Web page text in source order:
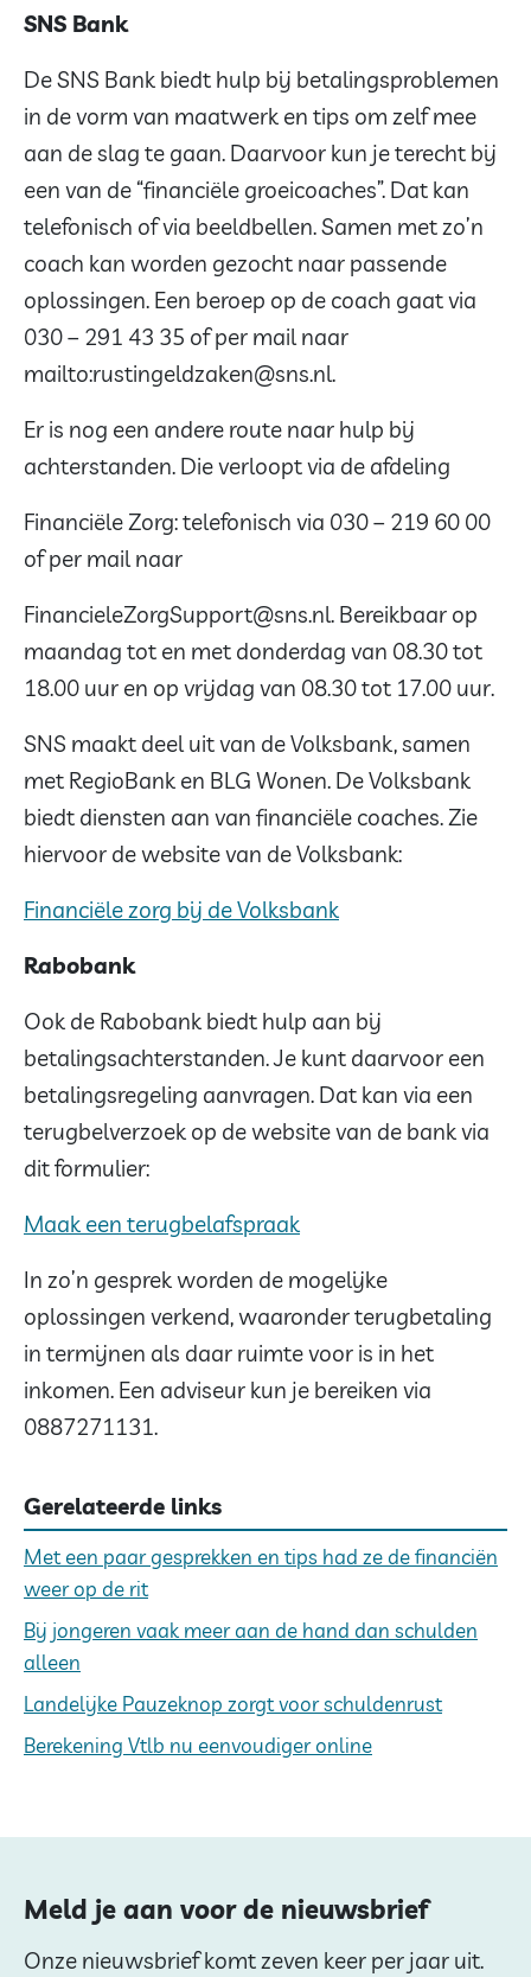
SNS Bank
De SNS Bank biedt hulp bij betalingsproblemen
in de vorm van maatwerk en tips om zelf mee
aan de slag te gaan. Daarvoor kun je terecht bij
een van de “financiële groeicoaches”. Dat kan
telefonisch of via beeldbellen. Samen met zo’n
coach kan worden gezocht naar passende
oplossingen. Een beroep op de coach gaat via
030 – 291 43 35 of per mail naar
mailto:rustingeldzaken@sns.nl.
Er is nog een andere route naar hulp bij
achterstanden. Die verloopt via de afdeling
Financiële Zorg: telefonisch via 030 – 219 60 00
of per mail naar
FinancieleZorgSupport@sns.nl. Bereikbaar op
maandag tot en met donderdag van 08.30 tot
18.00 uur en op vrijdag van 08.30 tot 17.00 uur.
SNS maakt deel uit van de Volksbank, samen
met RegioBank en BLG Wonen. De Volksbank
biedt diensten aan van financiële coaches. Zie
hiervoor de website van de Volksbank:
Financiële zorg bij de Volksbank
Rabobank
Ook de Rabobank biedt hulp aan bij
betalingsachterstanden. Je kunt daarvoor een
betalingsregeling aanvragen. Dat kan via een
terugbelverzoek op de website van de bank via
dit formulier:
Maak een terugbelafspraak
In zo’n gesprek worden de mogelijke
oplossingen verkend, waaronder terugbetaling
in termijnen als daar ruimte voor is in het
inkomen. Een adviseur kun je bereiken via
0887271131.
Gerelateerde links
Met een paar gesprekken en tips had ze de financiën
weer op de rit
Bij jongeren vaak meer aan de hand dan schulden
alleen
Landelijke Pauzeknop zorgt voor schuldenrust
Berekening Vtlb nu eenvoudiger online
Meld je aan voor de nieuwsbrief
Onze nieuwsbrief komt zeven keer per jaar uit.